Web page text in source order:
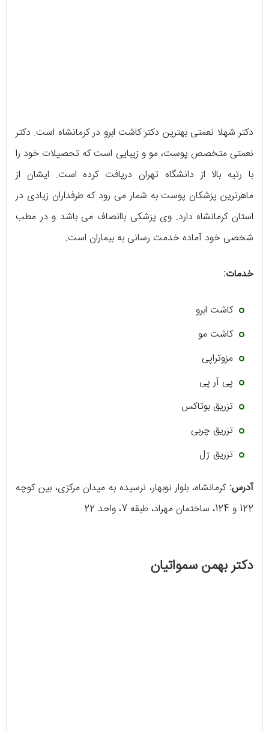
دکتر شهلا نعمتی بهترین دکتر کاشت ابرو در کرمانشاه است. دکتر
نعمتی متخصص پوست، مو و زیبایی است که تحصیلات خود را
با رتبه بالا از دانشگاه تهران دریافت کرده است. ایشان از
ماهرترین پزشکان پوست به شمار می رود که طرفداران زیادی در
استان کرمانشاه دارد. وی پزشکی باانصاف می باشد و در مطب
شخصی خود آماده خدمت رسانی به بیماران است.
خدمات:
کاشت ابرو
کاشت مو
مزوتراپی
پی آر پی
تزریق بوتاکس
تزریق چربی
تزریق ژل
آدرس: کرمانشاه، بلوار نوبهار، نرسیده به میدان مرکزی، بین کوچه
122 و 124، ساختمان مهراد، طبقه 7، واحد 22
دکتر بهمن سمواتیان